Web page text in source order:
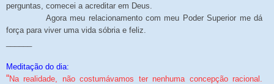
perguntas, comecei a acreditar em Deus.
Agora meu relacionamento com meu Poder Superior me dá
força para viver uma vida sóbria e feliz.
Meditação do dia:
“Na realidade, não costumávamos ter nenhuma concepção racional.